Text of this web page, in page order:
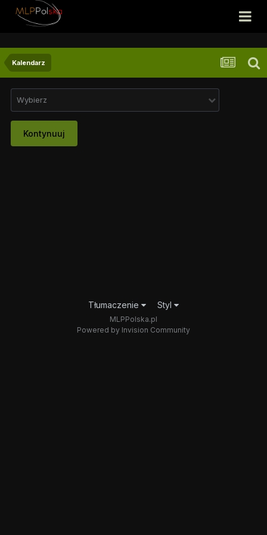
Kalendarz
Wybierz
Kontynuuj
Tłumaczenie Styl
MLPPolska.pl
Powered by Invision Community